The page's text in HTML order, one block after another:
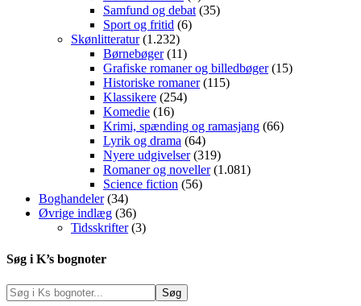
Samfund og debat (35)
Sport og fritid (6)
Skønlitteratur(1.232)
Børnebøger(11)
Grafiske romaner og billedbøger(15)
Historiske romaner(115)
Klassikere (254)
Komedie (16)
Krimi, spænding og ramasjang (66)
Lyrik og drama (64)
Nyere udgivelser(319)
Romaner og noveller(1.081)
Science fiction (56)
Boghandeler(34)
Øvrige indlæg (36)
Tidsskrifter(3)
Søg i K’s bognoter